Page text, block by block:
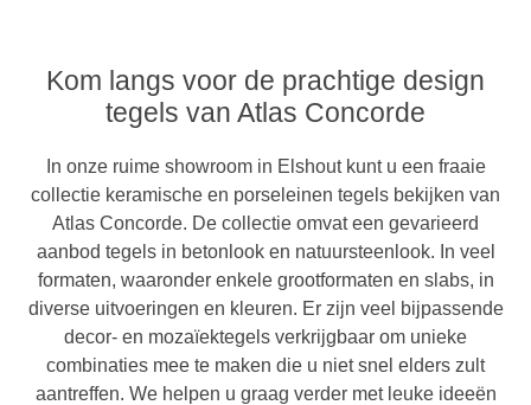
Kom langs voor de prachtige design
tegels van Atlas Concorde
In onze ruime showroom in Elshout kunt u een fraaie
collectie keramische en porseleinen tegels bekijken van
Atlas Concorde. De collectie omvat een gevarieerd
aanbod tegels in betonlook en natuursteenlook. In veel
formaten, waaronder enkele grootformaten en slabs, in
diverse uitvoeringen en kleuren. Er zijn veel bijpassende
decor- en mozaïektegels verkrijgbaar om unieke
combinaties mee te maken die u niet snel elders zult
aantreffen. We helpen u graag verder met leuke ideeën